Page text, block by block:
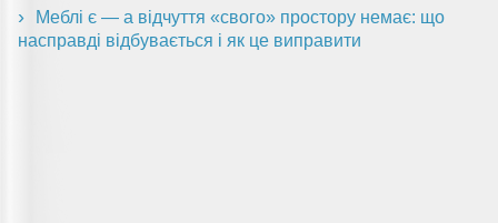
Меблі є — а відчуття «свого» простору немає: що
насправді відбувається і як це виправити